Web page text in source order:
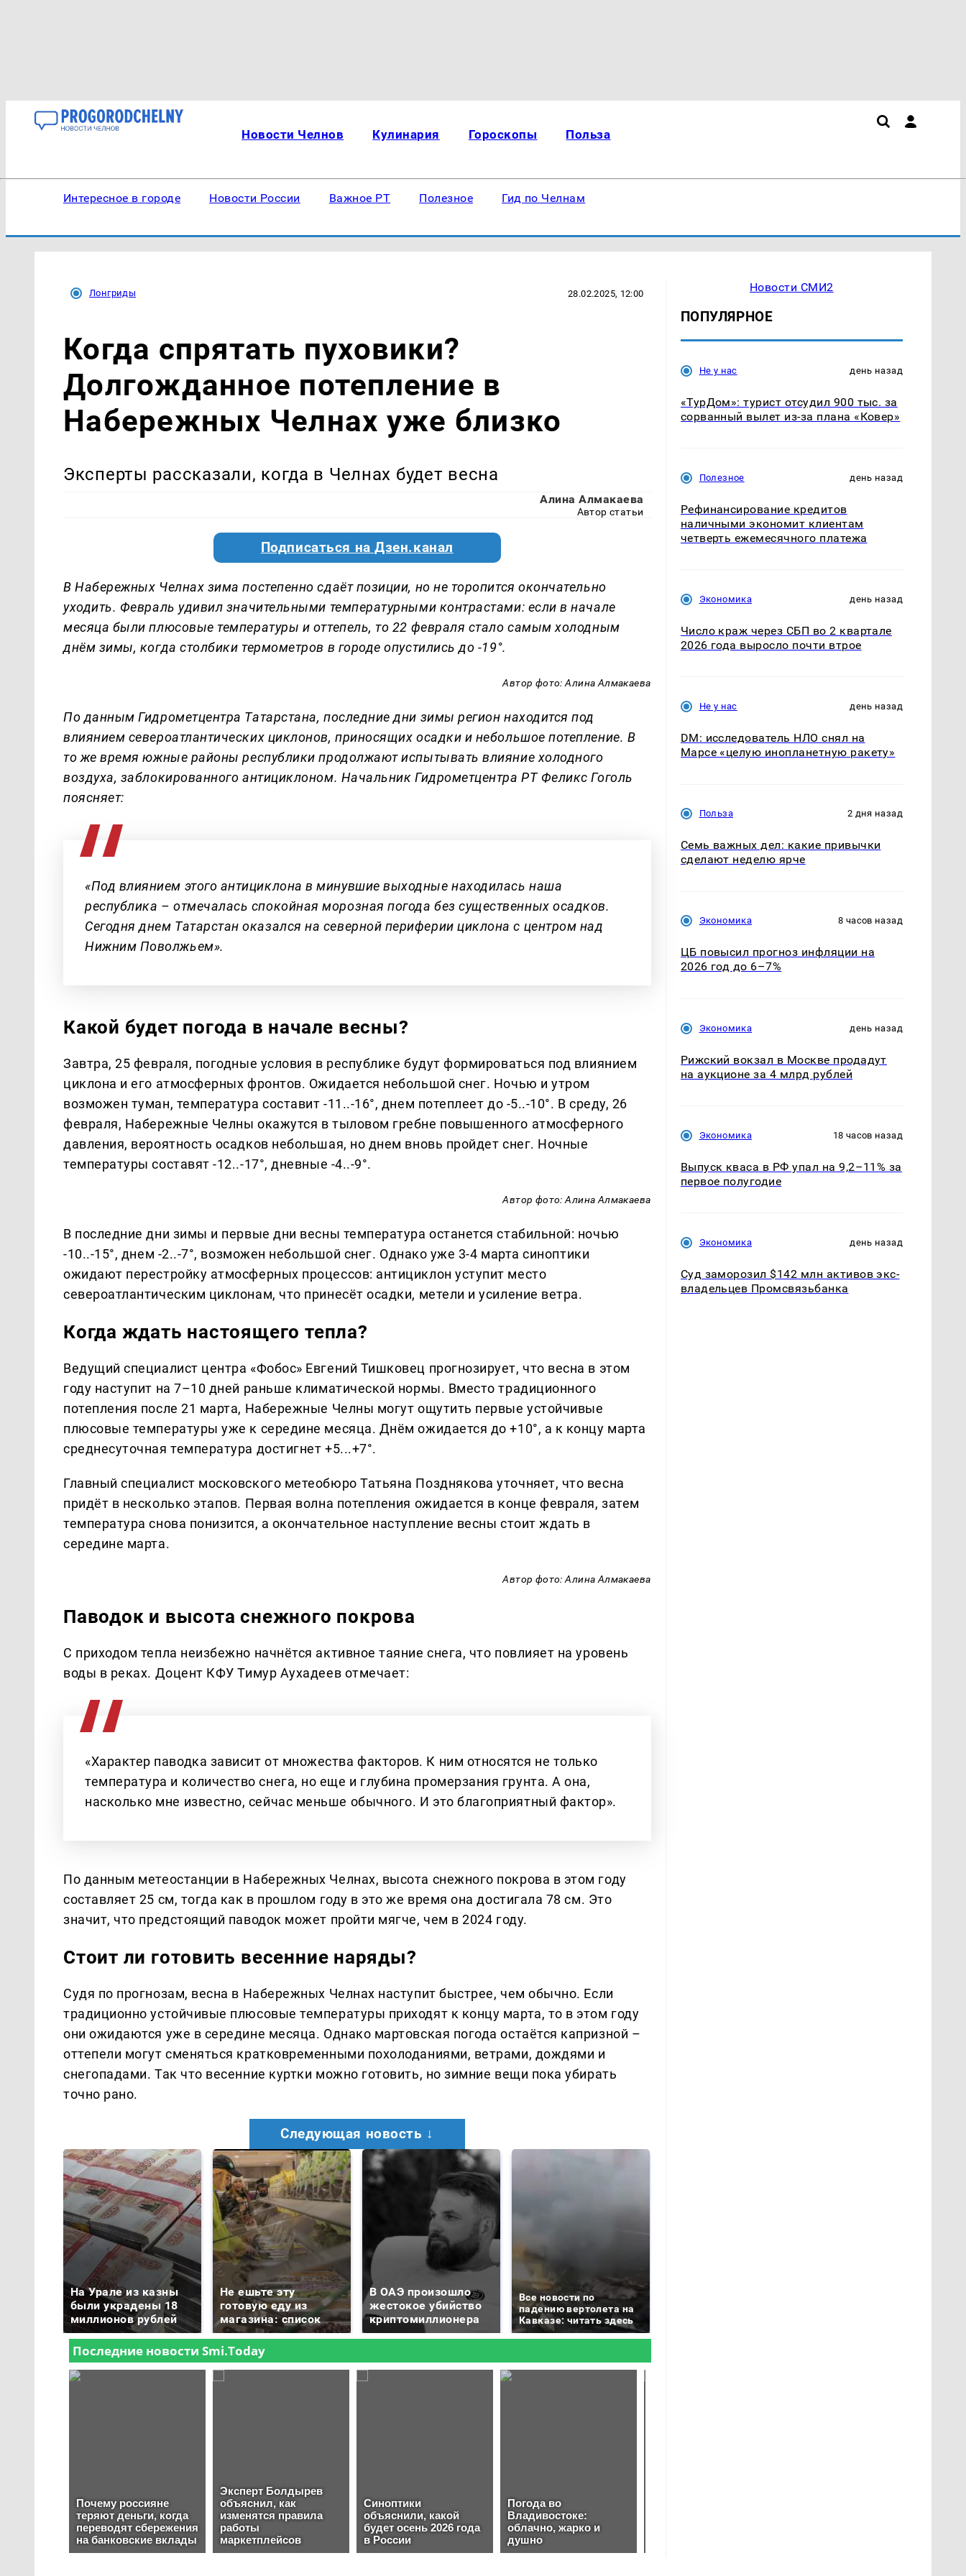
Новости Челнов Кулинария Гороскопы Польза
Интересное в городе Новости России Важное РТ Полезное Гид по Челнам
Лонгриды 28.02.2025, 12:00
Когда спрятать пуховики?
Долгожданное потепление в
Набережных Челнах уже близко
Эксперты рассказали, когда в Челнах будет весна
Алина Алмакаева
Автор статьи
Подписаться на Дзен.канал
В Набережных Челнах зима постепенно сдаёт позиции, но не торопится окончательно
уходить. Февраль удивил значительными температурными контрастами: если в начале
месяца были плюсовые температуры и оттепель, то 22 февраля стало самым холодным
днём зимы, когда столбики термометров в городе опустились до -19°.
Автор фото: Алина Алмакаева
По данным Гидрометцентра Татарстана, последние дни зимы регион находится под
влиянием североатлантических циклонов, приносящих осадки и небольшое потепление. В
то же время южные районы республики продолжают испытывать влияние холодного
воздуха, заблокированного антициклоном. Начальник Гидрометцентра РТ Феликс Гоголь
поясняет:
«Под влиянием этого антициклона в минувшие выходные находилась наша
республика – отмечалась спокойная морозная погода без существенных осадков.
Сегодня днем Татарстан оказался на северной периферии циклона с центром над
Нижним Поволжьем».
Какой будет погода в начале весны?
Завтра, 25 февраля, погодные условия в республике будут формироваться под влиянием
циклона и его атмосферных фронтов. Ожидается небольшой снег. Ночью и утром
возможен туман, температура составит -11..-16°, днем потеплеет до -5..-10°. В среду, 26
февраля, Набережные Челны окажутся в тыловом гребне повышенного атмосферного
давления, вероятность осадков небольшая, но днем вновь пройдет снег. Ночные
температуры составят -12..-17°, дневные -4..-9°.
Автор фото: Алина Алмакаева
В последние дни зимы и первые дни весны температура останется стабильной: ночью
-10..-15°, днем -2..-7°, возможен небольшой снег. Однако уже 3-4 марта синоптики
ожидают перестройку атмосферных процессов: антициклон уступит место
североатлантическим циклонам, что принесёт осадки, метели и усиление ветра.
Когда ждать настоящего тепла?
Ведущий специалист центра «Фобос» Евгений Тишковец прогнозирует, что весна в этом
году наступит на 7–10 дней раньше климатической нормы. Вместо традиционного
потепления после 21 марта, Набережные Челны могут ощутить первые устойчивые
плюсовые температуры уже к середине месяца. Днём ожидается до +10°, а к концу марта
среднесуточная температура достигнет +5...+7°.
Главный специалист московского метеобюро Татьяна Позднякова уточняет, что весна
придёт в несколько этапов. Первая волна потепления ожидается в конце февраля, затем
температура снова понизится, а окончательное наступление весны стоит ждать в
середине марта.
Автор фото: Алина Алмакаева
Паводок и высота снежного покрова
С приходом тепла неизбежно начнётся активное таяние снега, что повлияет на уровень
воды в реках. Доцент КФУ Тимур Аухадеев отмечает:
«Характер паводка зависит от множества факторов. К ним относятся не только
температура и количество снега, но еще и глубина промерзания грунта. А она,
насколько мне известно, сейчас меньше обычного. И это благоприятный фактор».
По данным метеостанции в Набережных Челнах, высота снежного покрова в этом году
составляет 25 см, тогда как в прошлом году в это же время она достигала 78 см. Это
значит, что предстоящий паводок может пройти мягче, чем в 2024 году.
Стоит ли готовить весенние наряды?
Судя по прогнозам, весна в Набережных Челнах наступит быстрее, чем обычно. Если
традиционно устойчивые плюсовые температуры приходят к концу марта, то в этом году
они ожидаются уже в середине месяца. Однако мартовская погода остаётся капризной –
оттепели могут сменяться кратковременными похолоданиями, ветрами, дождями и
снегопадами. Так что весенние куртки можно готовить, но зимние вещи пока убирать
точно рано.
Следующая новость ↓
На Урале из казны
были украдены 18
миллионов рублей
Не ешьте эту
готовую еду из
магазина: список
В ОАЭ произошло
жестокое убийство
криптомиллионера
Все новости по
падению вертолета на
Кавказе: читать здесь
Новости СМИ2
ПОПУЛЯРНОЕ
Не у нас день назад
«ТурДом»: турист отсудил 900 тыс. за
сорванный вылет из-за плана «Ковер»
Полезное день назад
Рефинансирование кредитов
наличными экономит клиентам
четверть ежемесячного платежа
Экономика день назад
Число краж через СБП во 2 квартале
2026 года выросло почти втрое
Не у нас день назад
DM: исследователь НЛО снял на
Марсе «целую инопланетную ракету»
Польза 2 дня назад
Семь важных дел: какие привычки
сделают неделю ярче
Экономика 8 часов назад
ЦБ повысил прогноз инфляции на
2026 год до 6–7%
Экономика день назад
Рижский вокзал в Москве продадут
на аукционе за 4 млрд рублей
Экономика 18 часов назад
Выпуск кваса в РФ упал на 9,2–11% за
первое полугодие
Экономика день назад
Суд заморозил $142 млн активов экс-
владельцев Промсвязьбанка